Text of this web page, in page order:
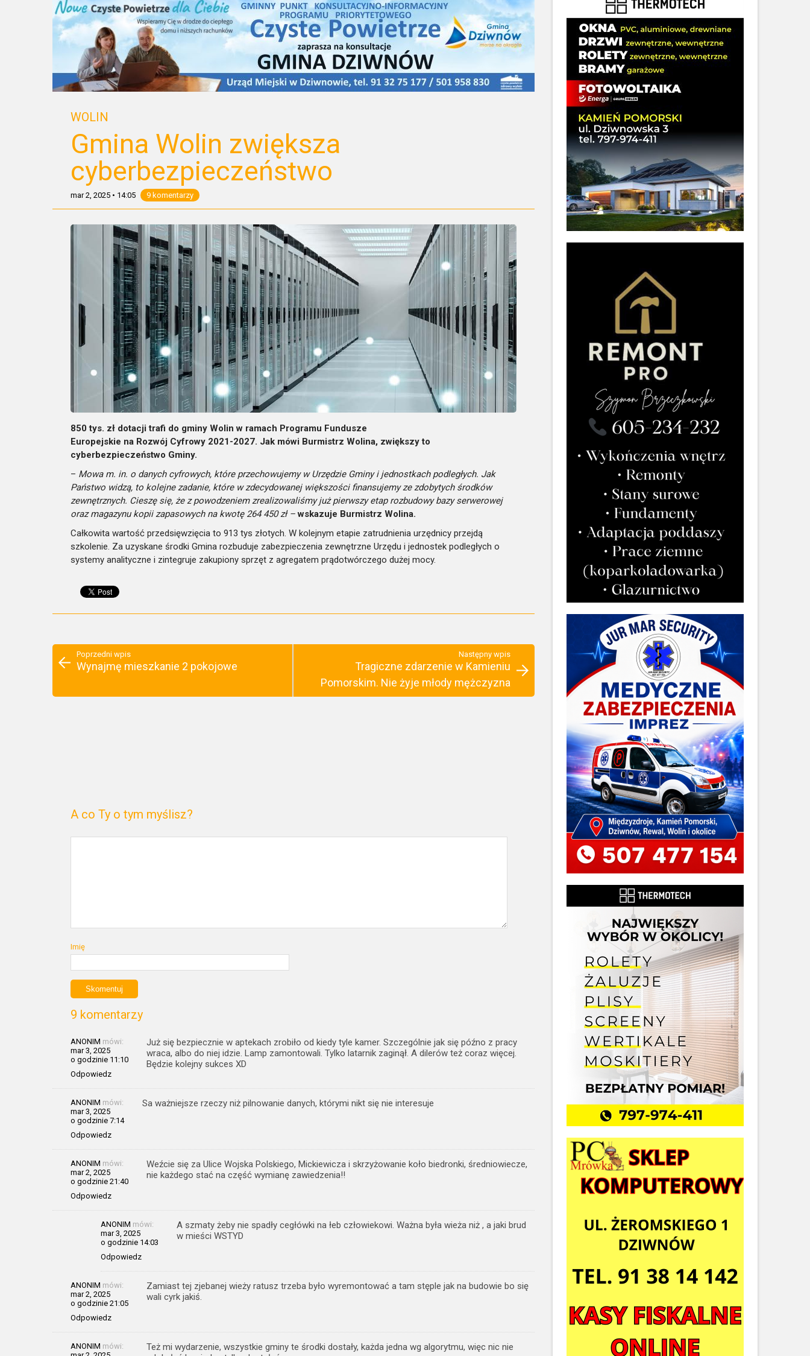
WOLIN
Gmina Wolin zwiększa
cyberbezpieczeństwo
mar 2, 2025 • 14:05 9 komentarzy
850 tys. zł dotacji trafi do gminy Wolin w ramach Programu Fundusze
Europejskie na Rozwój Cyfrowy 2021-2027. Jak mówi Burmistrz Wolina, zwiększy to
cyberbezpieczeństwo Gminy.
– Mowa m. in. o danych cyfrowych, które przechowujemy w Urzędzie Gminy i jednostkach podległych. Jak
Państwo widzą, to kolejne zadanie, które w zdecydowanej większości finansujemy ze zdobytych środków
zewnętrznych. Cieszę się, że z powodzeniem zrealizowaliśmy już pierwszy etap rozbudowy bazy serwerowej
oraz magazynu kopii zapasowych na kwotę 264 450 zł – wskazuje Burmistrz Wolina.
Całkowita wartość przedsięwzięcia to 913 tys złotych. W kolejnym etapie zatrudnienia urzędnicy przejdą
szkolenie. Za uzyskane środki Gmina rozbuduje zabezpieczenia zewnętrzne Urzędu i jednostek podległych o
systemy analityczne i zintegruje zakupiony sprzęt z agregatem prądotwórczego dużej mocy.
Poprzedni wpis
Wynajmę mieszkanie 2 pokojowe
Następny wpis
Tragiczne zdarzenie w Kamieniu
Pomorskim. Nie żyje młody mężczyzna
A co Ty o tym myślisz?
Imię
9 komentarzy
ANONIM mówi:
mar 3, 2025
o godzinie 11:10
Odpowiedz
Już się bezpiecznie w aptekach zrobiło od kiedy tyle kamer. Szczególnie jak się późno z pracy
wraca, albo do niej idzie. Lamp zamontowali. Tylko latarnik zaginął. A dilerów też coraz więcej.
Będzie kolejny sukces XD
ANONIM mówi:
mar 3, 2025
o godzinie 7:14
Odpowiedz
Sa ważniejsze rzeczy niż pilnowanie danych, którymi nikt się nie interesuje
ANONIM mówi:
mar 2, 2025
o godzinie 21:40
Odpowiedz
Weźcie się za Ulice Wojska Polskiego, Mickiewicza i skrzyżowanie koło biedronki, średniowiecze,
nie każdego stać na część wymianę zawiedzenia!!
ANONIM mówi:
mar 3, 2025
o godzinie 14:03
Odpowiedz
A szmaty żeby nie spadły cegłówki na łeb człowiekowi. Ważna była wieża niż , a jaki brud
w mieści WSTYD
ANONIM mówi:
mar 2, 2025
o godzinie 21:05
Odpowiedz
Zamiast tej zjebanej wieży ratusz trzeba było wyremontować a tam stęple jak na budowie bo się
wali cyrk jakiś.
ANONIM mówi:
Też mi wydarzenie, wszystkie gminy te środki dostały, każda jedna wg algorytmu, więc nic nie